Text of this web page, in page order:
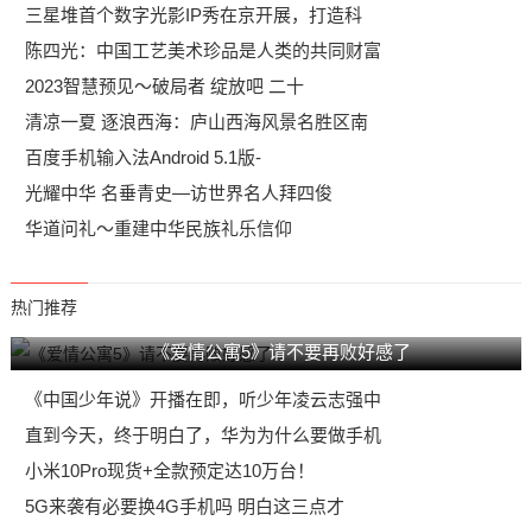
三星堆首个数字光影IP秀在京开展，打造科
陈四光：中国工艺美术珍品是人类的共同财富
2023智慧预见～破局者 绽放吧 二十
清凉一夏 逐浪西海：庐山西海风景名胜区南
百度手机输入法Android 5.1版-
光耀中华 名垂青史—访世界名人拜四俊
华道问礼～重建中华民族礼乐信仰
热门推荐
《爱情公寓5》请不要再败好感了
《中国少年说》开播在即，听少年凌云志强中
直到今天，终于明白了，华为为什么要做手机
小米10Pro现货+全款预定达10万台！
5G来袭有必要换4G手机吗 明白这三点才